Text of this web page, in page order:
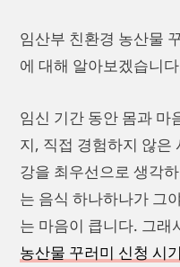
임산부 친환경 농산물
에 대해 알아보겠습니
임신 기간 동안 몸과 마
지, 직접 경험하지 않은
강을 최우선으로 생각
는 음식 하나하나가 그
는 마음이 큽니다. 그래
농산물 꾸러미 신청 시기